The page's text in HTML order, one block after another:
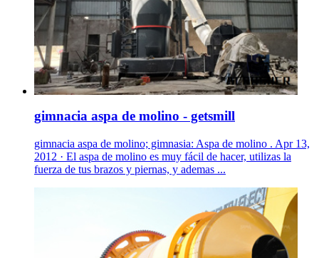
gimnacia aspa de molino - getsmill
gimnacia aspa de molino; gimnasia: Aspa de molino . Apr 13,
2012 · El aspa de molino es muy fácil de hacer, utilizas la
fuerza de tus brazos y piernas, y ademas ...